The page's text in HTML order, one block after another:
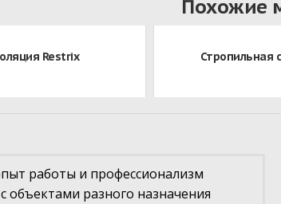
Похожие
Restrix Стропильная
работы и профессионализм
объектами разного назначения